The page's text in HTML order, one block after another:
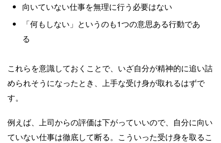
向いていない仕事を無理に行う必要はない
「何もしない」というのも1つの意思ある行動であ
る
これらを意識しておくことで、いざ自分が精神的に追い詰
められそうになったとき、上手な受け身が取れるはずで
す。
例えば、上司からの評価は下がっていいので、自分に向い
ていない仕事は徹底して断る。こういった受け身を取るこ